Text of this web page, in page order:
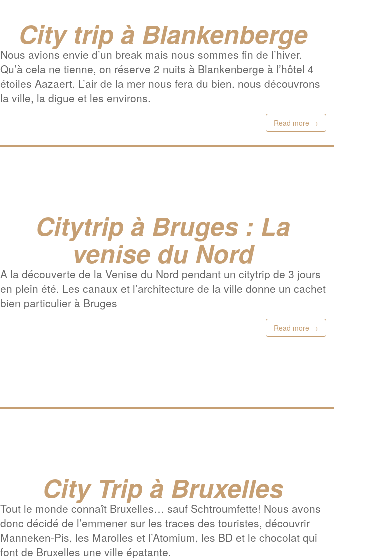
City trip à Blankenberge
Nous avions envie d’un break mais nous sommes fin de l’hiver.
Qu’à cela ne tienne, on réserve 2 nuits à Blankenberge à l’hôtel 4
étoiles Aazaert. L’air de la mer nous fera du bien. nous découvrons
la ville, la digue et les environs.
Read more →
Citytrip à Bruges : La
venise du Nord
A la découverte de la Venise du Nord pendant un citytrip de 3 jours
en plein été. Les canaux et l’architecture de la ville donne un cachet
bien particulier à Bruges
Read more →
City Trip à Bruxelles
Tout le monde connaît Bruxelles… sauf Schtroumfette! Nous avons
donc décidé de l’emmener sur les traces des touristes, découvrir
Manneken-Pis, les Marolles et l’Atomium, les BD et le chocolat qui
font de Bruxelles une ville épatante.